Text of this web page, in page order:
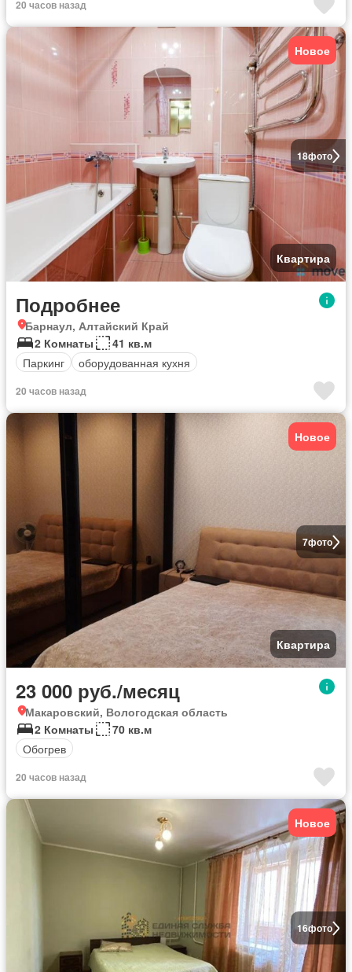
20 часов назад
18фото
Новое
Квартира
Подробнее
Барнаул, Алтайский Край
2 Комнаты
41 кв.м
Паркинг
оборудованная кухня
20 часов назад
7фото
Новое
Квартира
23 000 руб./месяц
Макаровский, Вологодская область
2 Комнаты
70 кв.м
Обогрев
20 часов назад
16фото
Новое